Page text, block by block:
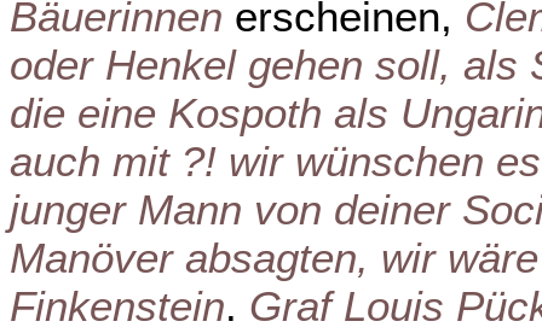
Bäuerinnen erscheinen,
oder Henkel gehen soll, als
die eine Kospoth als
auch mit ?! wir wünschen
junger Mann von deiner
Manöver absagten, wir
Finkenstein. Graf Louis